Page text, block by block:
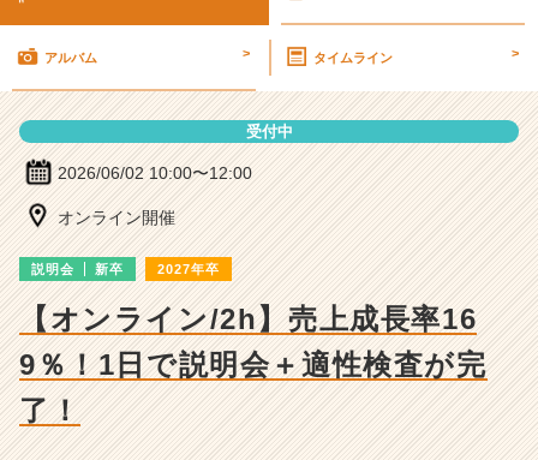
ー
詳
ベ
ン
ャ
ー・
成
アルバム > タイムライン >
受付中
2026/06/02 10:00〜12:00
オンライン開催
説明会 新卒 2027年卒
【オンライン/2h】売上成長率16
9％！1日で説明会＋適性検査が完
了！